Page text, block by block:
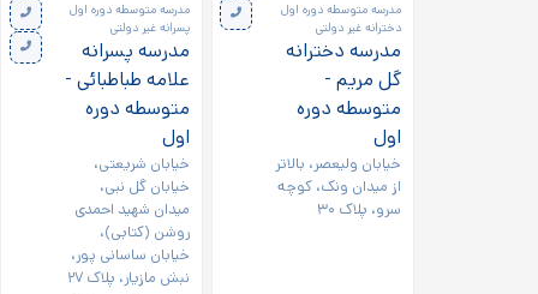
مدرسه متوسطه دوره اول
دخترانه غیر دولتی
مدرسه دخترانه
گل مریم -
متوسطه دوره
اول
خیابان ولیعصر، بالاتر
از میدان ونک، کوچه
سرو، پلاک ۳۰
مدرسه متوسطه دوره اول
پسرانه غیر دولتی
مدرسه پسرانه
علامه طباطبائی -
متوسطه دوره
اول
خیابان شریعتی،
خیابان گل نبی،
میدان شهید احمدی
روشن (کتابی)،
خیابان ساسانی پور،
نبش مازیار، پلاک ۲۷